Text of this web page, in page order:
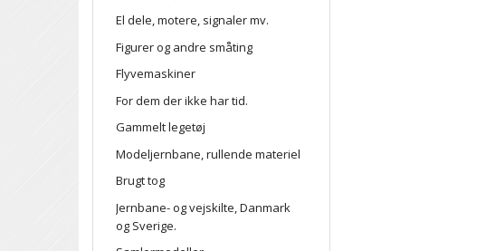
El dele, motere, signaler mv.
Figurer og andre småting
Flyvemaskiner
For dem der ikke har tid.
Gammelt legetøj
Modeljernbane, rullende materiel
Brugt tog
Jernbane- og vejskilte, Danmark
og Sverige.